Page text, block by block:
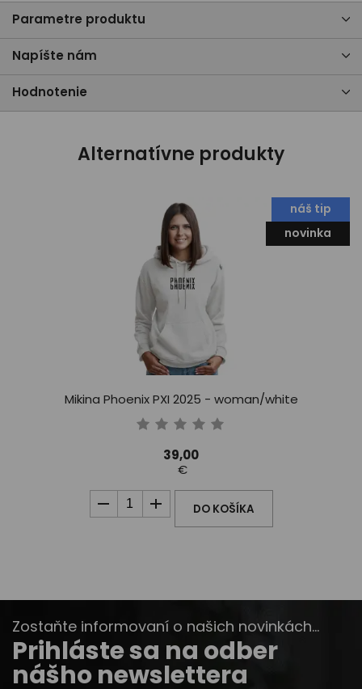
Parametre produktu
Napíšte nám
Hodnotenie
Alternatívne produkty
náš tip
novinka
Mikina Phoenix PXI 2025 - woman/white
39,00
€
DO KOŠÍKA
Zostaňte informovaní o našich novinkách...
Prihláste sa na odber
nášho newslettera